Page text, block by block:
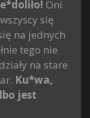
Oni
się
na jednych
tego nie
na stare
Ku*wa,
jest